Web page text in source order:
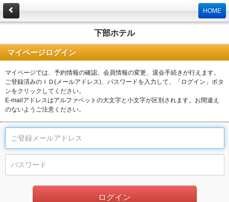
HOME
下部ホテル
マイページログイン
マイページでは、予約情報の確認、会員情報の変更、退会手続きが行えます。
ご登録済みのＩＤ(メールアドレス)、パスワードを入力して、「ログイン」ボタ
ンをクリックしてください。
E-mailアドレスはアルファベットの大文字と小文字が区別されます。お間違え
のないようご注意ください。